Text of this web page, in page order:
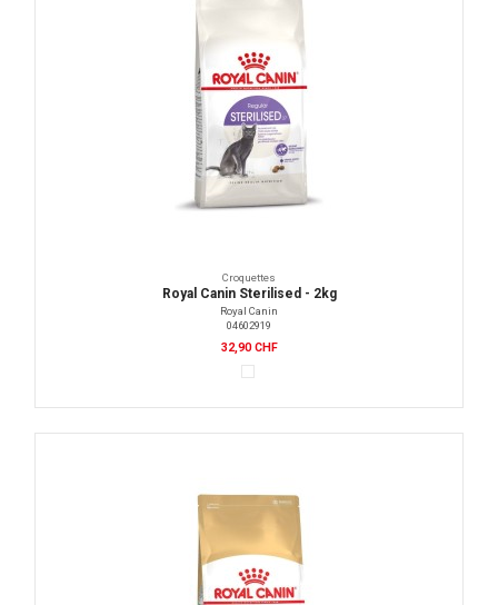
Croquettes
Royal Canin Sterilised - 2kg
Royal Canin
04602919
32,90 CHF